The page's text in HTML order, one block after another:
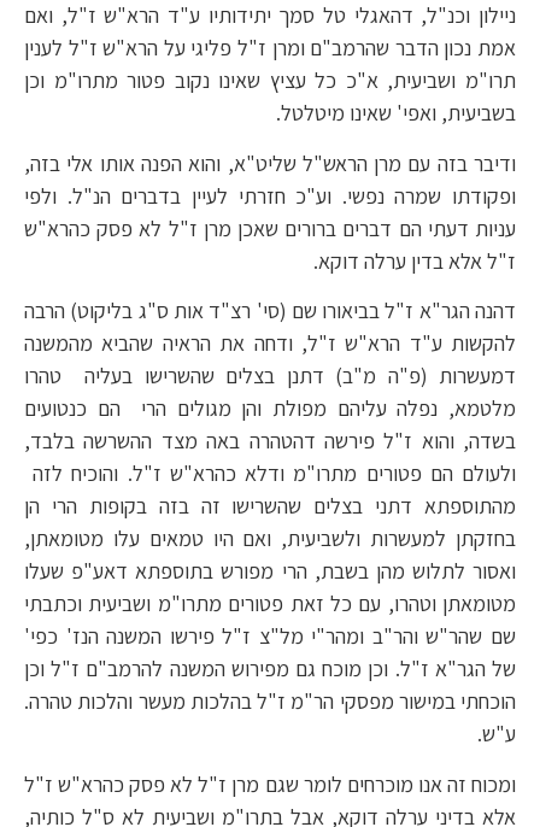
ניילון וכנ"ל, דהאגלי טל סמך יתידותיו ע"ד הרא"ש ז"ל, ואם
אמת נכון הדבר שהרמב"ם ומרן ז"ל פליגי על הרא"ש ז"ל לענין
תרו"מ ושביעית, א"כ כל עציץ שאינו נקוב פטור מתרו"מ וכן
בשביעית, ואפי' שאינו מיטלטל.
ודיבר בזה עם מרן הראש"ל שליט"א, והוא הפנה אותו אלי בזה,
ופקודתו שמרה נפשי. וע"כ חזרתי לעיין בדברים הנ"ל. ולפי
עניות דעתי הם דברים ברורים שאכן מרן ז"ל לא פסק כהרא"ש
ז"ל אלא בדין ערלה דוקא.
דהנה הגר"א ז"ל בביאורו שם (סי' רצ"ד אות ס"ג בליקוט) הרבה
להקשות ע"ד הרא"ש ז"ל, ודחה את הראיה שהביא מהמשנה
דמעשרות (פ"ה מ"ב) דתנן בצלים שהשרישו בעליה טהרו
מלטמא, נפלה עליהם מפולת והן מגולים הרי הם כנטועים
בשדה, והוא ז"ל פירשה דהטהרה באה מצד ההשרשה בלבד,
ולעולם הם פטורים מתרו"מ ודלא כהרא"ש ז"ל. והוכיח לזה
מהתוספתא דתני בצלים שהשרישו זה בזה בקופות הרי הן
בחזקתן למעשרות ולשביעית, ואם היו טמאים עלו מטומאתן,
ואסור לתלוש מהן בשבת, הרי מפורש בתוספתא דאע"פ שעלו
מטומאתן וטהרו, עם כל זאת פטורים מתרו"מ ושביעית וכתבתי
שם שהר"ש והר"ב ומהר"י מל"צ ז"ל פירשו המשנה הנז' כפי'
של הגר"א ז"ל. וכן מוכח גם מפירוש המשנה להרמב"ם ז"ל וכן
הוכחתי במישור מפסקי הר"מ ז"ל בהלכות מעשר והלכות טהרה.
ע"ש.
ומכוח זה אנו מוכרחים לומר שגם מרן ז"ל לא פסק כהרא"ש ז"ל
אלא בדיני ערלה דוקא, אבל בתרו"מ ושביעית לא ס"ל כותיה,